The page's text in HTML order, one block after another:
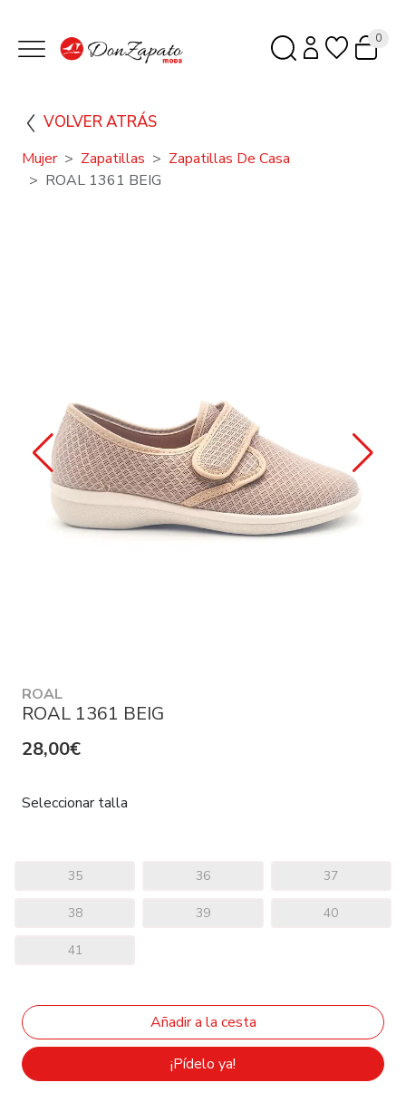
0
VOLVER ATRÁS
Mujer Zapatillas
Zapatillas De Casa
ROAL 1361 BEIG
ROAL
ROAL 1361 BEIG
28,00€
Seleccionar talla
35 36 37
38 39 40
41
¡Pídelo ya!